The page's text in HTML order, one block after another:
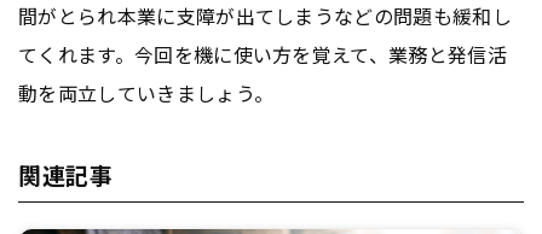
間がとられ本業に支障が出てしまうなどの問題も緩和し
てくれます。今回を機に使い方を覚えて、業務と発信活
動を両立していきましょう。
関連記事